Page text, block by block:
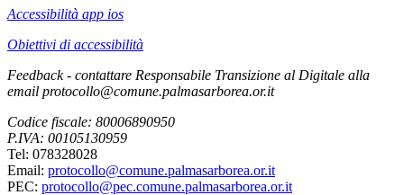
Accessibilità app ios
Obiettivi di accessibilità
Feedback - contattare Responsabile Transizione al Digitale alla
email protocollo@comune.palmasarborea.or.it
Codice fiscale: 80006890950
P.IVA: 00105130959
Tel: 078328028
Email: protocollo@comune.palmasarborea.or.it
PEC: protocollo@pec.comune.palmasarborea.or.it